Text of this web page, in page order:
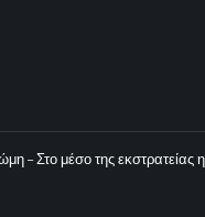
– Στο μέσο της εκστρατείας